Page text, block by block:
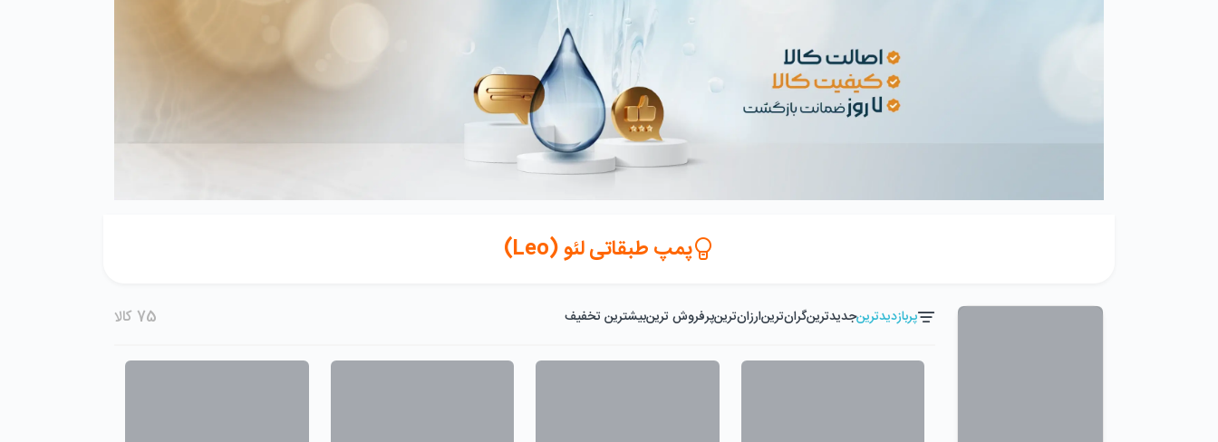
پمپ طبقاتی لئو (Leo)
پربازدیدترینجدیدترینگران‌ترینارزان‌ترینپرفروش ترینبیشترین تخفیف 75 کالا